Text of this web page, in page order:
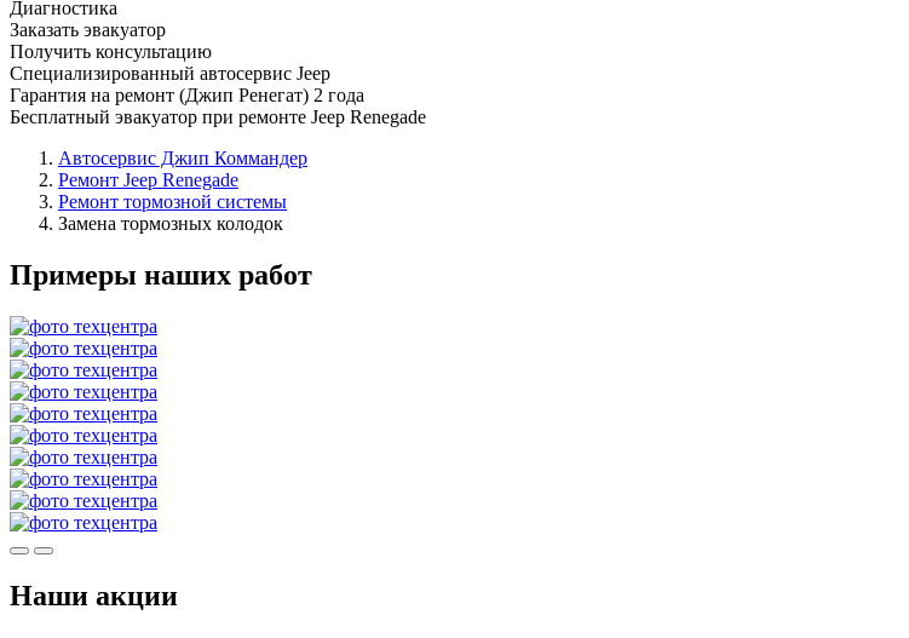
Диагностика
Заказать эвакуатор
Получить консультацию
Специализированный автосервис Jeep
Гарантия на ремонт (Джип Ренегат) 2 года
Бесплатный эвакуатор при ремонте Jeep Renegade
Автосервис Джип Коммандер
Ремонт Jeep Renegade
Ремонт тормозной системы
Замена тормозных колодок
Примеры наших работ
Наши акции